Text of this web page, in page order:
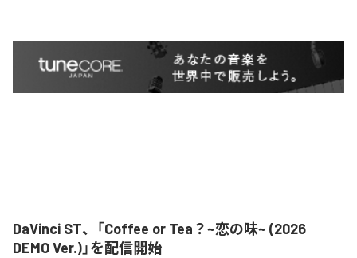
DaVinci ST、「Coffee or Tea？~恋の味~ (2026
DEMO Ver.)」を配信開始